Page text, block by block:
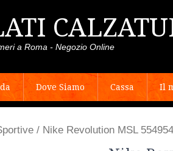
a Roma - Negozio Online
Dove Siamo Cassa Il
/ Nike Revolution MSL